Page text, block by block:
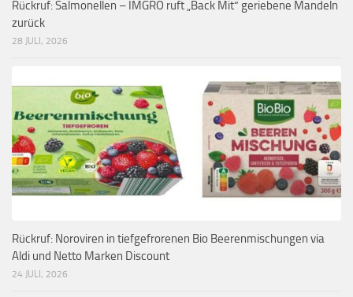
Rückruf: Salmonellen – IMGRO ruft „Back Mit“ geriebene Mandeln
zurück
28 JULI, 2026
Rückruf: Noroviren in tiefgefrorenen Bio Beerenmischungen via
Aldi und Netto Marken Discount
24 JULI, 2026